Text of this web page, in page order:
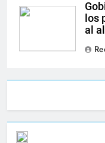
los
al